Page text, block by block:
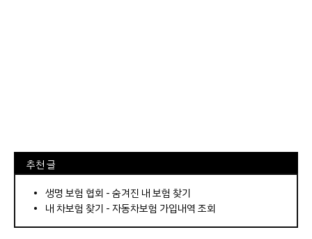
⠀추천 글
⠀­­­­­­­­؜؜؜؜­­­­­­­­؜؜؜؜• 생명 보험 협회 - 숨겨진 내 보험 찾기
내 차보험 찾기 - 자동차보험 가입내역 조회